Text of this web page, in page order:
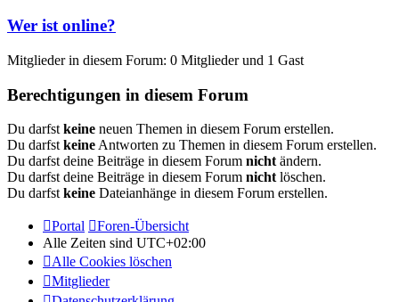
Wer ist online?
Mitglieder in diesem Forum: 0 Mitglieder und 1 Gast
Berechtigungen in diesem Forum
Du darfstkeine neuen Themen in diesem Forum erstellen.
Du darfstkeineAntworten zu Themen in diesem Forum erstellen.
Du darfst deine Beiträge in diesem Forum nichtändern.
Du darfst deine Beiträge in diesem Forum nichtlöschen.
Du darfstkeine Dateianhänge in diesem Forum erstellen.
Portal
Foren-Übersicht
Alle Zeiten sind UTC+02:00
Alle Cookies löschen
Mitglieder